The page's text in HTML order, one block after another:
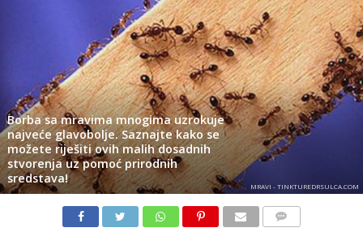
Borba sa mravima mnogima uzrokuje
najveće glavobolje. Saznajte kako se
možete riješiti ovih malih dosadnih
stvorenja uz pomoć prirodnih
sredstava!
MRAVI - TINKTUREDRSULCA.COM